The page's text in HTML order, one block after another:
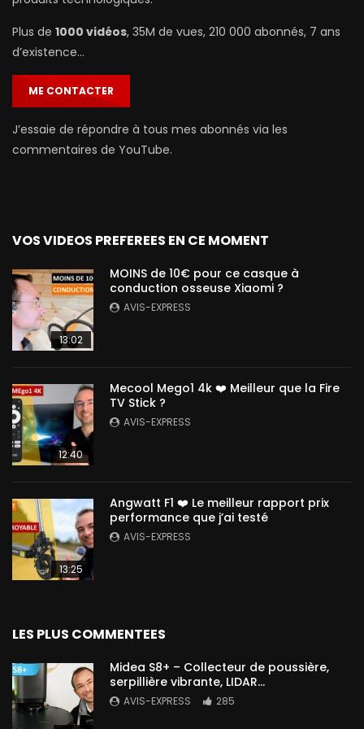
Plus de 1000 vidéos, 35M de vues, 210 000 abonnés, 7 ans
d’existence…
ME CONTACTER
J’essaie de répondre à tous mes abonnés via les
commentaires de YouTube.
VOS VIDEOS PREFEREES EN CE MOMENT
13:02
MOINS de 10€ pour ce casque à
conduction osseuse Xiaomi ?
AVIS-EXPRESS
12:40
Mecool Mego1 4k ❤️ Meilleur que la Fire
TV Stick ?
AVIS-EXPRESS
13:25
Angwatt F1 ❤️ Le meilleur rapport prix
performance que j’ai testé
AVIS-EXPRESS
LES PLUS COMMENTEES
Midea S8+ – Collecteur de poussière,
serpillière vibrante, LIDAR…
AVIS-EXPRESS 285